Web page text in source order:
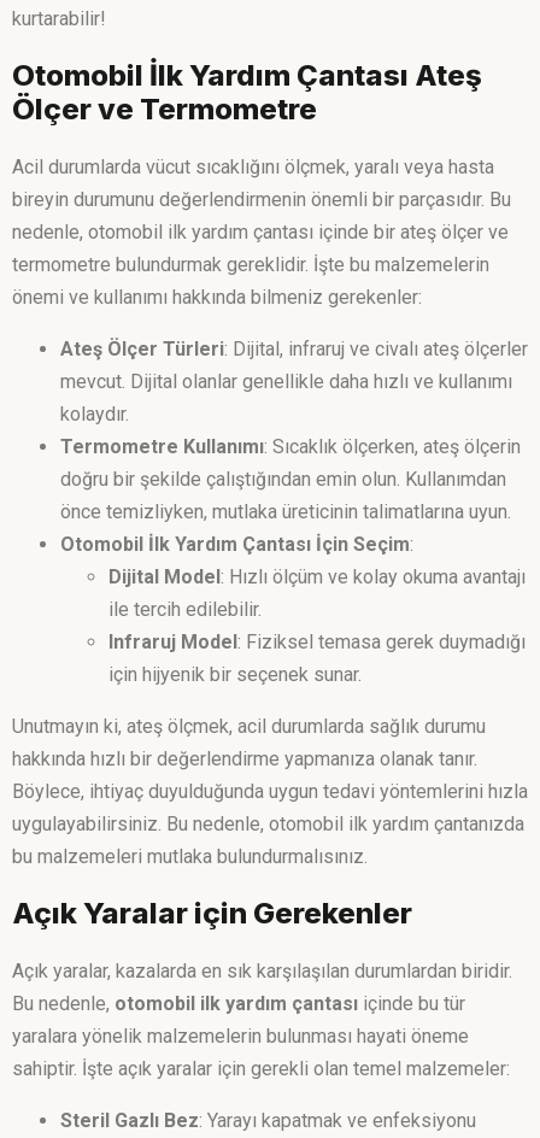
kurtarabilir!
Otomobil İlk Yardım Çantası Ateş
Ölçer ve Termometre
Acil durumlarda vücut sıcaklığını ölçmek, yaralı veya hasta
bireyin durumunu değerlendirmenin önemli bir parçasıdır. Bu
nedenle, otomobil ilk yardım çantası içinde bir ateş ölçer ve
termometre bulundurmak gereklidir. İşte bu malzemelerin
önemi ve kullanımı hakkında bilmeniz gerekenler:
Ateş Ölçer Türleri: Dijital, infraruj ve civalı ateş ölçerler
mevcut. Dijital olanlar genellikle daha hızlı ve kullanımı
kolaydır.
Termometre Kullanımı: Sıcaklık ölçerken, ateş ölçerin
doğru bir şekilde çalıştığından emin olun. Kullanımdan
önce temizliyken, mutlaka üreticinin talimatlarına uyun.
Otomobil İlk Yardım Çantası İçin Seçim:
Dijital Model: Hızlı ölçüm ve kolay okuma avantajı
ile tercih edilebilir.
Infraruj Model: Fiziksel temasa gerek duymadığı
için hijyenik bir seçenek sunar.
Unutmayın ki, ateş ölçmek, acil durumlarda sağlık durumu
hakkında hızlı bir değerlendirme yapmanıza olanak tanır.
Böylece, ihtiyaç duyulduğunda uygun tedavi yöntemlerini hızla
uygulayabilirsiniz. Bu nedenle, otomobil ilk yardım çantanızda
bu malzemeleri mutlaka bulundurmalısınız.
Açık Yaralar için Gerekenler
Açık yaralar, kazalarda en sık karşılaşılan durumlardan biridir.
Bu nedenle, otomobil ilk yardım çantası içinde bu tür
yaralara yönelik malzemelerin bulunması hayati öneme
sahiptir. İşte açık yaralar için gerekli olan temel malzemeler:
Steril Gazlı Bez: Yarayı kapatmak ve enfeksiyonu